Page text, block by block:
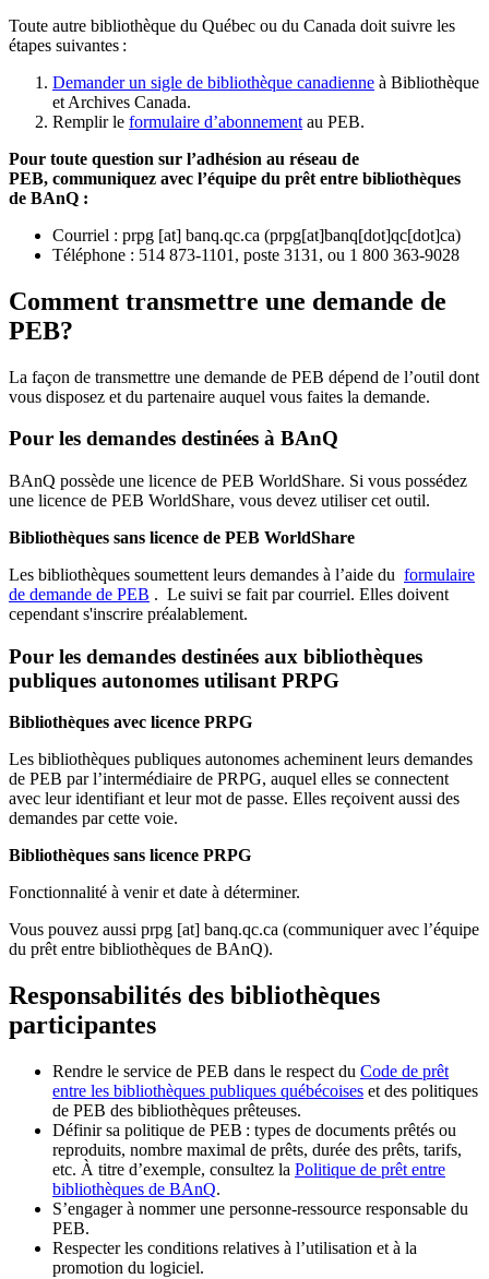
Toute autre bibliothèque du Québec ou du Canada doit suivre les
étapes suivantes :
Demander un sigle de bibliothèque canadienne à Bibliothèque
et Archives Canada.
Remplir le formulaire d’abonnement au PEB.
Pour toute question sur l’adhésion au réseau de
PEB, communiquez avec l’équipe du prêt entre bibliothèques
de BAnQ :
Courriel : prpg [at] banq.qc.ca (prpg[at]banq[dot]qc[dot]ca)
Téléphone : 514 873-1101, poste 3131, ou 1 800 363-9028
Comment transmettre une demande de
PEB?
La façon de transmettre une demande de PEB dépend de l’outil dont
vous disposez et du partenaire auquel vous faites la demande.
Pour les demandes destinées à BAnQ
BAnQ possède une licence de PEB WorldShare. Si vous possédez
une licence de PEB WorldShare, vous devez utiliser cet outil.
Bibliothèques sans licence de PEB WorldShare
Les bibliothèques soumettent leurs demandes à l’aide du formulaire
de demande de PEB . Le suivi se fait par courriel. Elles doivent
cependant s'inscrire préalablement.
Pour les demandes destinées aux bibliothèques
publiques autonomes utilisant PRPG
Bibliothèques avec licence PRPG
Les bibliothèques publiques autonomes acheminent leurs demandes
de PEB par l’intermédiaire de PRPG, auquel elles se connectent
avec leur identifiant et leur mot de passe. Elles reçoivent aussi des
demandes par cette voie.
Bibliothèques sans licence PRPG
Fonctionnalité à venir et date à déterminer.
Vous pouvez aussi prpg [at] banq.qc.ca (communiquer avec l’équipe
du prêt entre bibliothèques de BAnQ).
Responsabilités des bibliothèques
participantes
Rendre le service de PEB dans le respect du Code de prêt
entre les bibliothèques publiques québécoises et des politiques
de PEB des bibliothèques prêteuses.
Définir sa politique de PEB : types de documents prêtés ou
reproduits, nombre maximal de prêts, durée des prêts, tarifs,
etc. À titre d’exemple, consultez la Politique de prêt entre
bibliothèques de BAnQ.
S’engager à nommer une personne-ressource responsable du
PEB.
Respecter les conditions relatives à l’utilisation et à la
promotion du logiciel.